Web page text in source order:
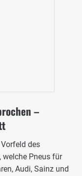
–
des
welche Pneus für
Audi, Sainz und